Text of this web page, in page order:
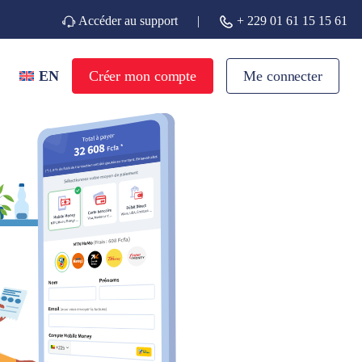
Accéder au support | + 229 01 61 15 15 61
EN Créer mon compte Me connecter